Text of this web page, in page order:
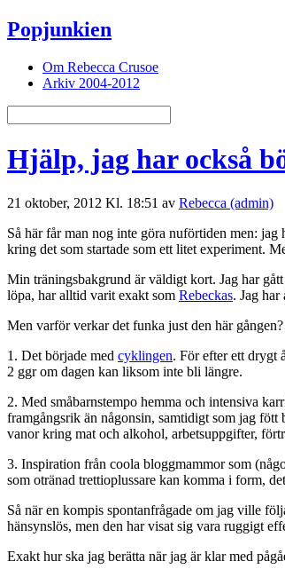
Popjunkien
Om Rebecca Crusoe
Arkiv 2004-2012
Hjälp, jag har också
21 oktober, 2012 Kl. 18:51 av Rebecca (admin)
Så här får man nog inte göra nuförtiden men:
kring det som startade som ett litet experiment.
Min träningsbakgrund är väldigt kort. Jag har
löpa, har alltid varit exakt som Rebeckas. Jag
Men varför verkar det funka just den här
1. Det började med cyklingen. För efter ett drygt
2 ggr om dagen kan liksom inte bli längre.
2. Med småbarnstempo hemma och intensiva
framgångsrik än någonsin, samtidigt som jag
vanor kring mat och alkohol, arbetsuppgifter,
3. Inspiration från coola bloggmammor som
som otränad trettioplussare kan komma i form,
Så när en kompis spontanfrågade om jag ville
hänsynslös, men den har visat sig vara ruggigt
Exakt hur ska jag berätta när jag är klar med